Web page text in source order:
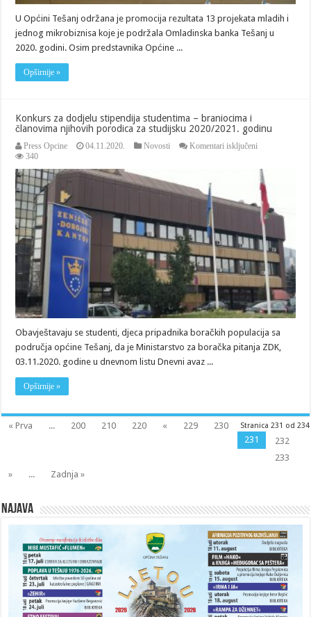
U Općini Tešanj održana je promocija rezultata 13 projekata mladih i
jednog mikrobiznisa koje je podržala Omladinska banka Tešanj u
2020. godini. Osim predstavnika Općine ...
Opširnije »
Konkurs za dodjelu stipendija studentima – braniocima i
članovima njihovih porodica za studijsku 2020/2021. godinu
Press Opcine 04.11.2020. Novosti Komentari isključeni
dodjelu
stipendija
studentima
–
braniocima
članovima
njihovih
porodica
za
studijsku
2020/2021.
godinu
340
Obavještavaju se studenti, djeca pripadnika boračkih populacija sa
područja općine Tešanj, da je Ministarstvo za boračka pitanja ZDK,
03.11.2020. godine u dnevnom listu Dnevni avaz ...
Opširnije »
Stranica 231 od 234
« Prva ... 200 210 220 « 229
230
231
232
233
»
... Zadnja »
Najava